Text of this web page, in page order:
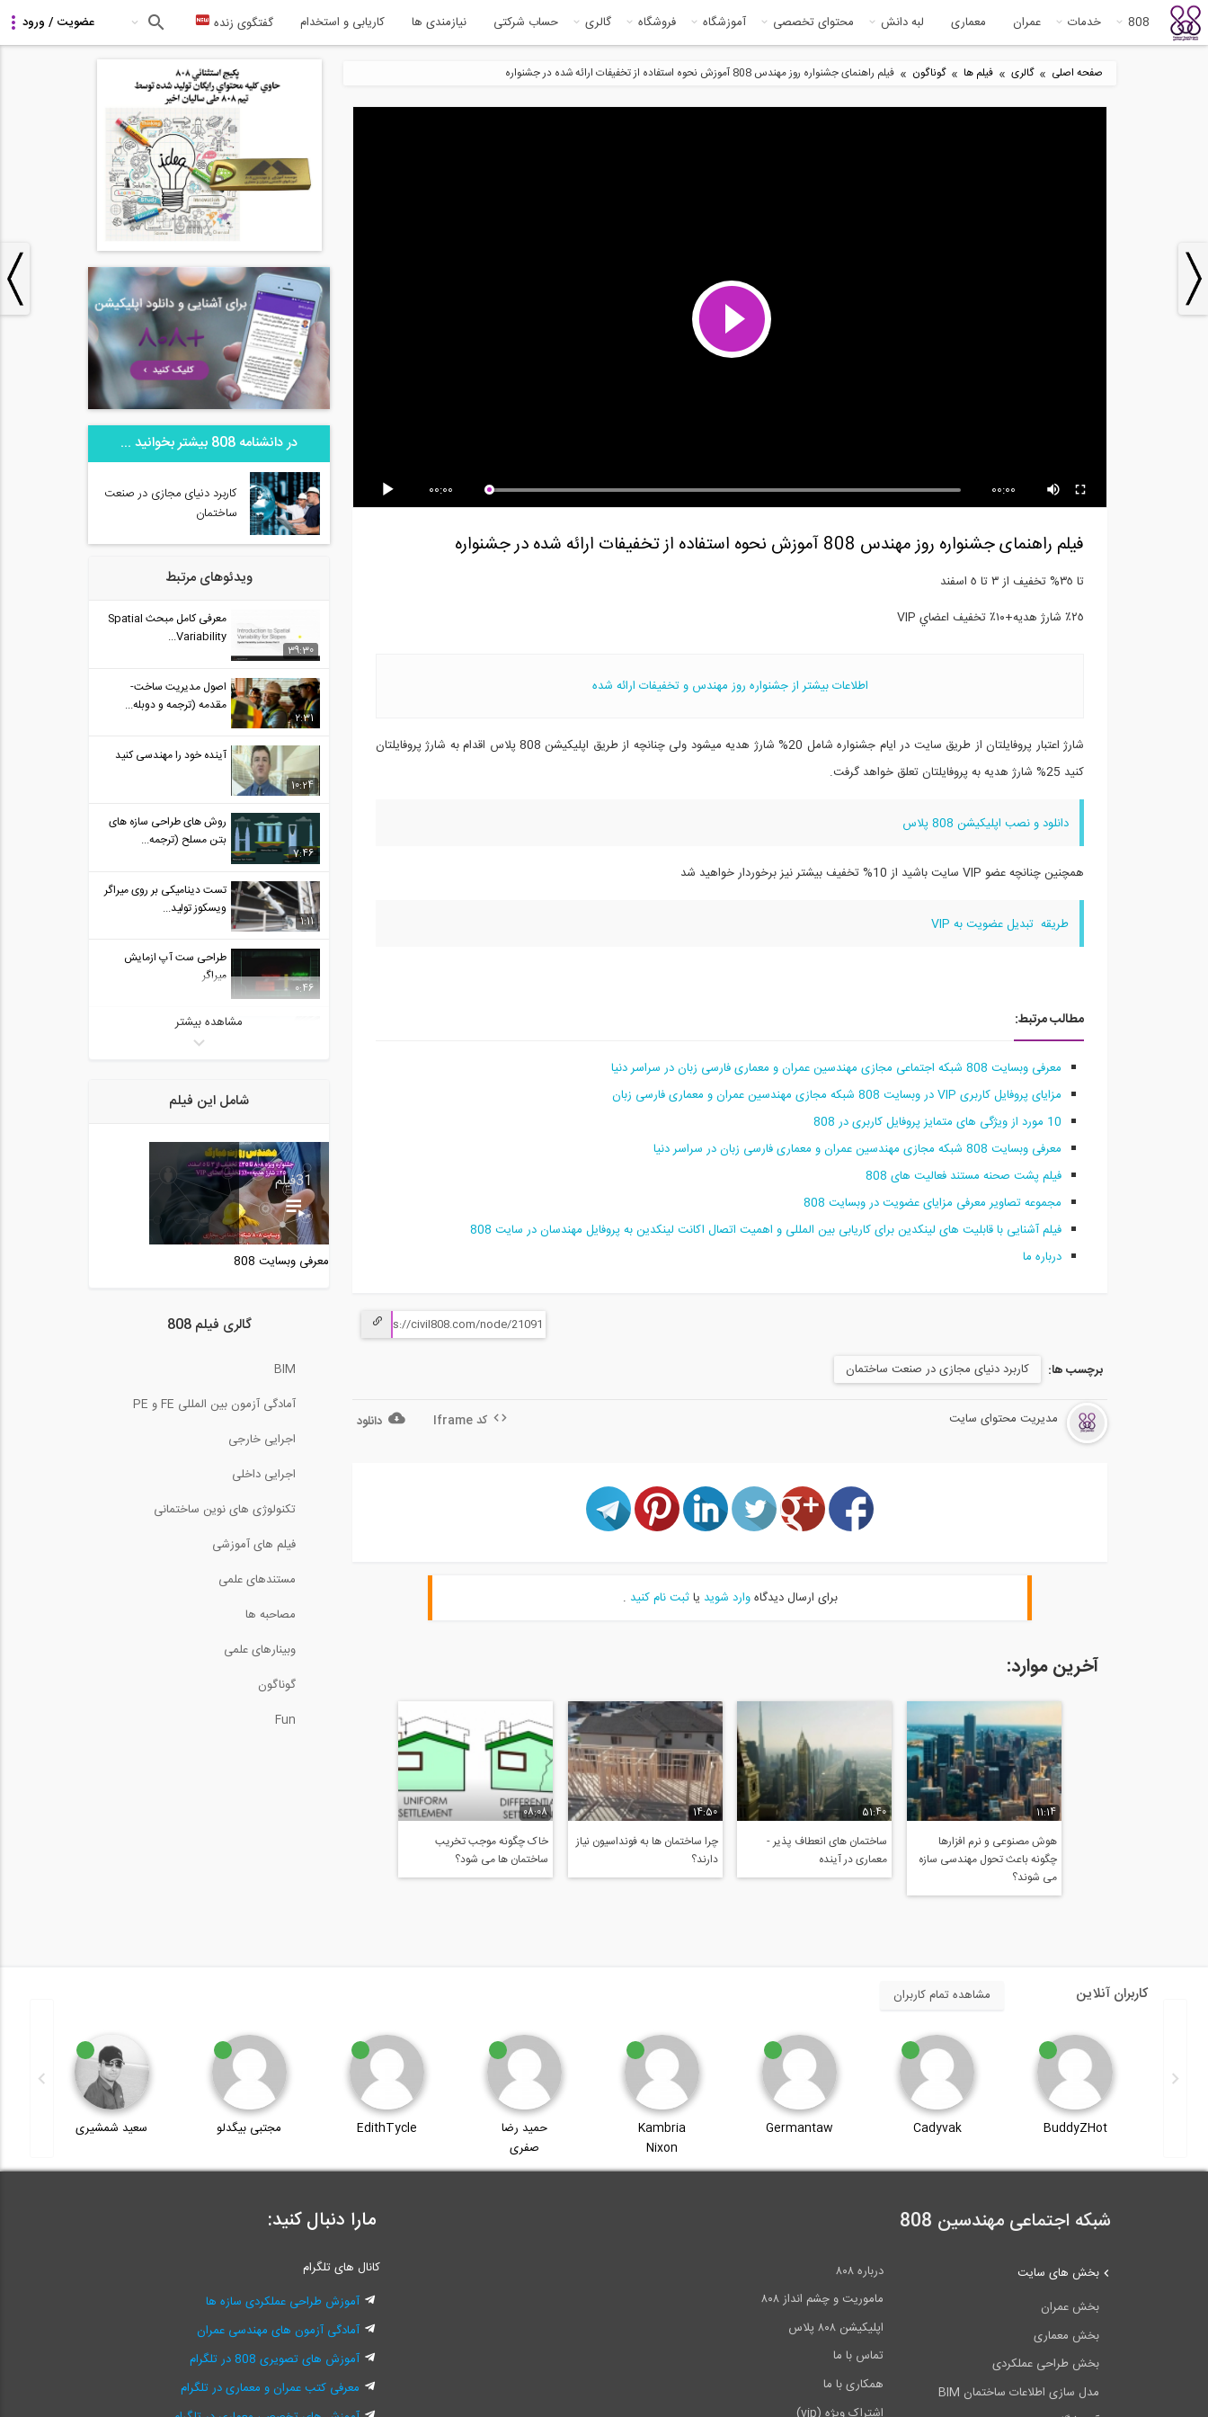
808 خدمات عمران معماری لبه دانش محتوای تخصصی آموزشگاه فروشگاه گالری حساب شرکتی نیازمندی ها کاریابی و استخدام گفتگوی زنده
صفحه اصلی » گالری » فیلم ها » گوناگون » فیلم راهنمای جشنواره روز مهندس 808 آموزش نحوه استفاده از تخفیفات ارائه شده در جشنواره
00:00 00:00
فیلم راهنمای جشنواره روز مهندس 808 آموزش نحوه استفاده از تخفیفات ارائه شده در جشنواره
تا ٣٥% تخفيف از ٣ تا ٥ اسفند
٢٥٪؜ شارژ هديه+١٠٪؜ تخفيف اعضاي VIP
اطلاعات بیشتر از جشنواره روز مهندس و تخفیفات ارائه شده
شارژ اعتبار پروفایلتان از طریق سایت در ایام جشنواره شامل 20% شارژ هدیه میشود ولی چنانچه از طریق اپلیکیشن 808 پلاس اقدام به شارژ پروفایلتان
کنید 25% شارژ هدیه به پروفایلتان تعلق خواهد گرفت.
دانلود و نصب اپلیکیشن 808 پلاس
همچنین چنانچه عضو VIP سایت باشید از 10% تخفیف بیشتر نیز برخوردار خواهید شد
طریقه تبدیل عضویت به VIP
مطالب مرتبط:
معرفی وبسایت 808 شبکه اجتماعی مجازی مهندسین عمران و معماری فارسی زبان در سراسر دنیا
مزایای پروفایل کاربری VIP در وبسایت 808 شبکه مجازی مهندسین عمران و معماری فارسی زبان
10 مورد از ویژگی های متمایز پروفایل کاربری در 808
معرفی وبسایت 808 شبکه مجازی مهندسین عمران و معماری فارسی زبان در سراسر دنیا
فیلم پشت صحنه مستند فعالیت های 808
مجموعه تصاویر معرفی مزایای عضویت در وبسایت 808
فیلم آشنایی با قابلیت های لینکدین برای کاریابی بین المللی و اهمیت اتصال اکانت لینکدین به پروفایل مهندسان در سایت 808
درباره‌ ما
برچسب ها: کاربرد دنیای مجازی در صنعت ساختمان
دانلود مدیریت محتوای سایت کد Iframe
برای ارسال دیدگاهوارد شوید یاثبت نام کنید .
آخرین موارد:
11:14
هوش مصنوعی و نرم افزارها
چگونه باعث تحول مهندسی سازه
می شوند؟
51:40
ساختمان های انعطاف پذیر -
معماری در آینده
14:50
چرا ساختمان ها به فونداسیون نیاز
دارند؟
08:08
خاک چگونه موجب تخریب
ساختمان ها می شود؟
در دانشنامه 808 بیشتر بخوانید ...
کاربرد دنیای مجازی در صنعت
ساختمان
ویدئوهای مرتبط
39:30
معرفی کامل مبحث Spatial
Variability...
2:31
اصول مدیریت ساخت-
مقدمه (ترجمه و دوبله...
10:24
آینده خود را مهندسی کنید
7:46
روش های طراحی سازه های
بتن مسلح (ترجمه...
1:11
تست دینامیکی بر روی میراگر
ویسکوز تولید...
0:46
طراحی ست آپ ازمایش
میراگر
مفهوم واقعیت در معماری
تعریف ساختمان صنعتی در
Tekla Structures...
7:07
آموزش کنترل جابجایی
نسبی توسط گزینه...
29:39
ارزیابی یک سازه فلزی تحت
بارگذاری لرزه...
های خمشی بتنی...
10:20
آنها
مشاهده بیشتر
شامل این فیلم
معرفی وبسایت 808
31فیلم
گالری فیلم 808
BIM
آمادگی آزمون بین المللی FE و PE
اجرایی خارجی
اجرایی داخلی
تکنولوژی های نوین ساختمانی
فیلم های آموزشی
مستندهای علمی
مصاحبه ها
وبینارهای علمی
گوناگون
Fun
کاربران آنلاین مشاهده تمام کاربران
BuddyZHot
Cadyvak
Germantaw
Kambria
Nixon
حمید رضا
صفری
EdithTycle مجتبی بیگدلو سعید شمشیری
شبکه اجتماعی مهندسین 808
درباره ۸۰۸
ماموریت و چشم انداز ۸۰۸
اپلیکیشن ۸۰۸ پلاس
تماس با ما
همکاری با ما
اشتراک ویژه (vip)
بخش های سایت
بخش عمران
بخش معماری
بخش طراحی عملکردی
مدل سازی اطلاعات ساختمان BIM
مارا دنبال کنید:
کانال های تلگرام
آموزش طراحی عملکردی سازه ها
آمادگی آزمون های مهندسی عمران
آموزش های تصویری 808 در تلگرام
معرفی کتب عمران و معماری در تلگرام